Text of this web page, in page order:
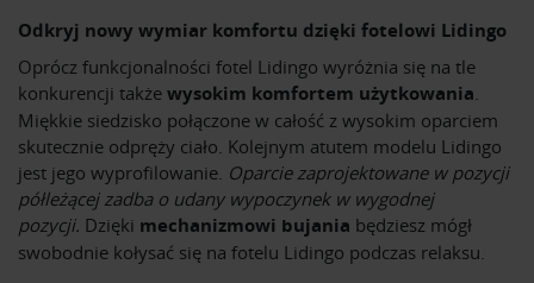
Odkryj nowy wymiar komfortu dzięki fotelowi Lidingo
Oprócz funkcjonalności fotel Lidingo wyróżnia się na tle
konkurencji także wysokim komfortem użytkowania.
Miękkie siedzisko połączone w całość z wysokim oparciem
skutecznie odpręży ciało. Kolejnym atutem modelu Lidingo
jest jego wyprofilowanie. Oparcie zaprojektowane w pozycji
półleżącej zadba o udany wypoczynek w wygodnej
pozycji. Dzięki mechanizmowi bujania będziesz mógł
swobodnie kołysać się na fotelu Lidingo podczas relaksu.